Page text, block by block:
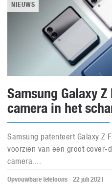
NIEUWS
Samsung Galaxy
camera in het
Samsung patenteert Galaxy Z
voorzien van een groot cover-
camera....
Opvouwbare telefoons - 22 juli 2021